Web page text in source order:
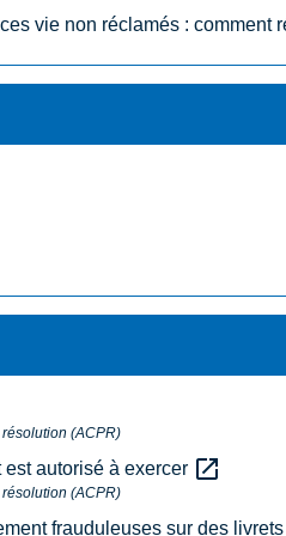
vie non réclamés : comment
(ACPR)
autorisé à exercer open_in_new
(ACPR)
frauduleuses sur des